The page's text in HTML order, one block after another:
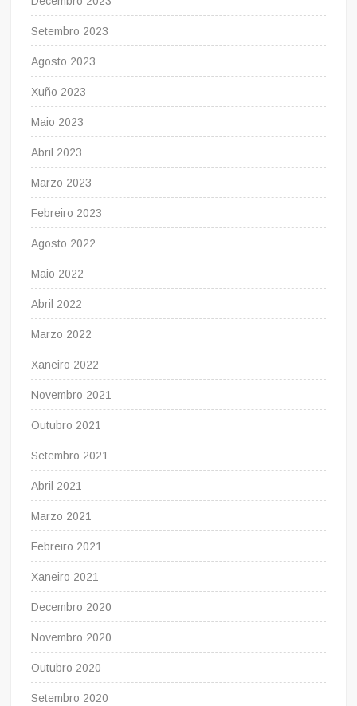
Setembro 2023
Agosto 2023
Xuño 2023
Maio 2023
Abril 2023
Marzo 2023
Febreiro 2023
Agosto 2022
Maio 2022
Abril 2022
Marzo 2022
Xaneiro 2022
Novembro 2021
Outubro 2021
Setembro 2021
Abril 2021
Marzo 2021
Febreiro 2021
Xaneiro 2021
Decembro 2020
Novembro 2020
Outubro 2020
Setembro 2020